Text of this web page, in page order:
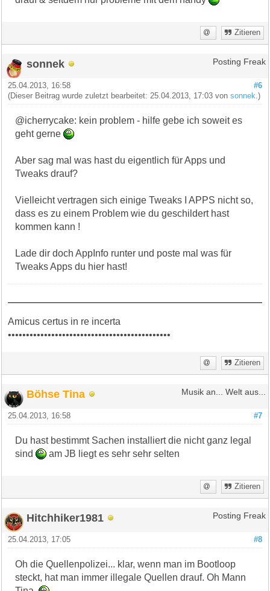
Zitieren
sonnek Posting Freak
#6
25.04.2013, 16:58
(Dieser Beitrag wurde zuletzt bearbeitet: 25.04.2013, 17:03 vonsonnek .)
@icherrycake: kein problem - hilfe gebe ich soweit es
geht gerne
Aber sag mal was hast du eigentlich für Apps und
Tweaks drauf?
Vielleicht vertragen sich einige Tweaks I APPS nicht so,
dass es zu einem Problem wie du geschildert hast
kommen kann !
Lade dir doch AppInfo runter und poste mal was für
Tweaks Apps du hier hast!
Amicus certus in re incerta
•••••••••••••••••••••••••••••••••••••••••••••
Zitieren
Böhse Tina Musik an... Welt aus...
#7
25.04.2013, 16:58
Du hast bestimmt Sachen installiert die nicht ganz legal
sind
am JB liegt es sehr sehr selten
Zitieren
Hitchhiker1981 Posting Freak
#8
25.04.2013, 17:05
Oh die Quellenpolizei... klar, wenn man im Bootloop
steckt, hat man immer illegale Quellen drauf. Oh Mann